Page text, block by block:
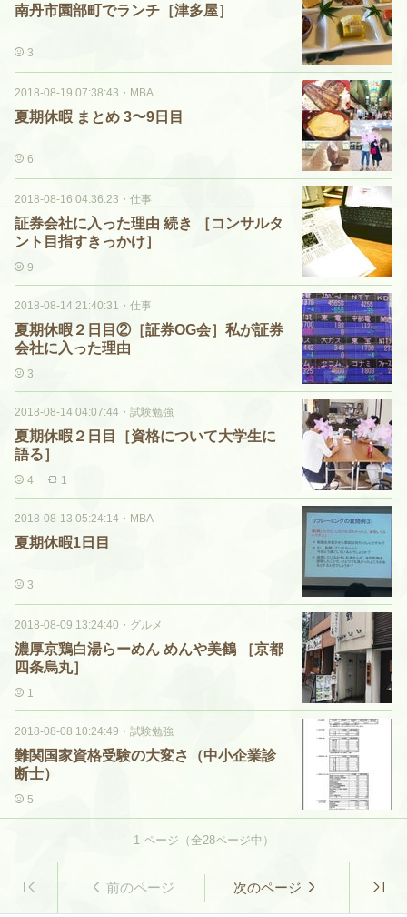
南丹市園部町でランチ［津多屋］
3
2018-08-19 07:38:43 ・ MBA
夏期休暇 まとめ 3〜9日目
6
2018-08-16 04:36:23 ・ 仕事
証券会社に入った理由 続き ［コンサルタ
ント目指すきっかけ］
9
2018-08-14 21:40:31 ・ 仕事
夏期休暇２日目②［証券OG会］私が証券
会社に入った理由
3
2018-08-14 04:07:44 ・ 試験勉強
夏期休暇２日目［資格について大学生に
語る］
4 1
2018-08-13 05:24:14 ・ MBA
夏期休暇1日目
3
2018-08-09 13:24:40 ・ グルメ
濃厚京鶏白湯らーめん めんや美鶴 ［京都
四条烏丸］
1
2018-08-08 10:24:49 ・ 試験勉強
難関国家資格受験の大変さ（中小企業診
断士）
5
1ページ（全28ページ中）
前のページ 次のページ